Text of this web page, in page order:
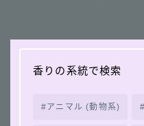
香りの系統で検索
アニマル (動物系)